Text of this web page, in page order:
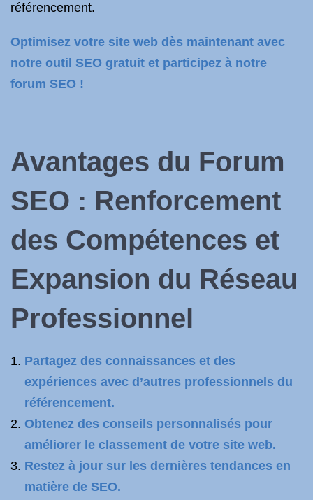
référencement.
Optimisez votre site web dès maintenant avec
notre outil SEO gratuit et participez à notre
forum SEO !
Avantages du Forum
SEO : Renforcement
des Compétences et
Expansion du Réseau
Professionnel
Partagez des connaissances et des
expériences avec d’autres professionnels du
référencement.
Obtenez des conseils personnalisés pour
améliorer le classement de votre site web.
Restez à jour sur les dernières tendances en
matière de SEO.